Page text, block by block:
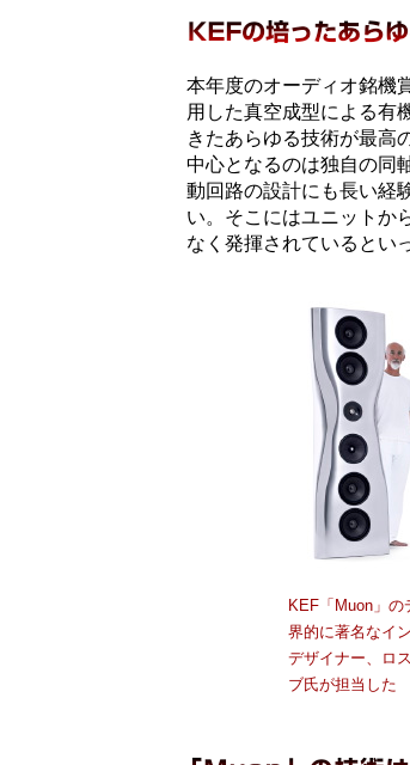
本年度のオーディオ銘機
用した真空成型による有
きたあらゆる技術が最高
中心となるのは独自の同
動回路の設計にも長い経
い。そこにはユニットか
なく発揮されているとい
KEF「Muon」の
界的に著名なイ
デザイナー、ロ
ブ氏が担当した